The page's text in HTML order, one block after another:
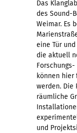
Das
des Sound-
Weimar. Es
eine Tür
die aktuell
können hier
werden. Die
räumliche
und